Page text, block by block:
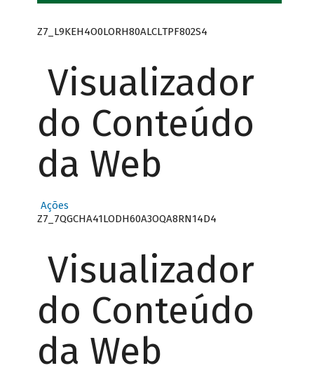
Z7_L9KEH4O0LORH80ALCLTPF802S4
Visualizador
do Conteúdo
da Web
Ações
Z7_7QGCHA41LODH60A3OQA8RN14D4
Visualizador
do Conteúdo
da Web